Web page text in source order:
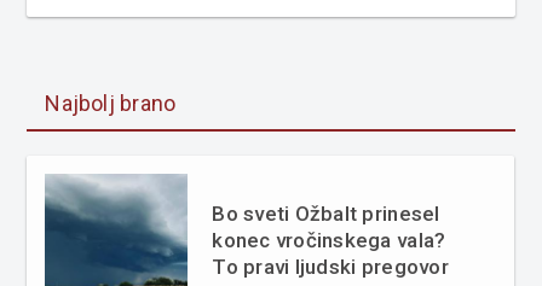
Najbolj brano
Bo sveti Ožbalt prinesel
konec vročinskega vala?
To pravi ljudski pregovor